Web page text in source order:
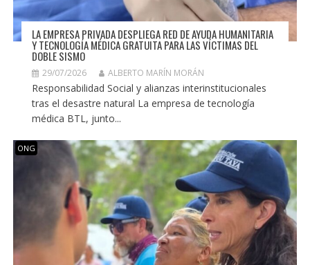
LA EMPRESA PRIVADA DESPLIEGA RED DE AYUDA HUMANITARIA
Y TECNOLOGÍA MÉDICA GRATUITA PARA LAS VÍCTIMAS DEL
DOBLE SISMO
29/07/2026 ALBERTO MARÍN MORÁN
Responsabilidad Social y alianzas interinstitucionales
tras el desastre natural La empresa de tecnología
médica BTL, junto...
ONG